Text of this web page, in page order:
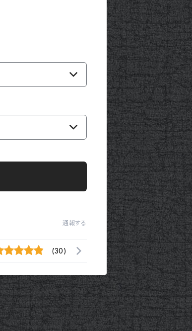
通報する
(30)